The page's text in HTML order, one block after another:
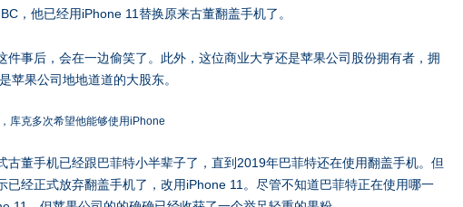
，他已经用iPhone 11替换原来古董翻盖手机了。
件事后，会在一边偷笑了。此外，这位商业大亨还是苹果公司股份拥有者，拥
苹果公司地地道道的大股东。
古董手机已经跟巴菲特小半辈子了，直到2019年巴菲特还在使用翻盖手机。但
已经正式放弃翻盖手机了，改用iPhone 11。尽管不知道巴菲特正在使用哪一